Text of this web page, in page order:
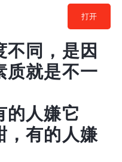
打开
不同，是因
质就是不一
的人嫌它
，有的人嫌